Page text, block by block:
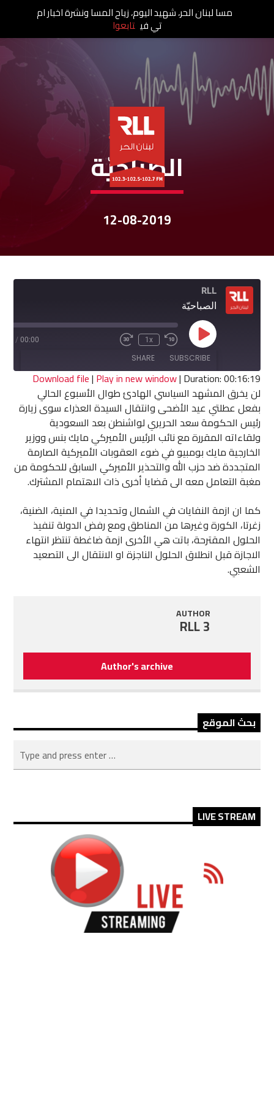
نشرات الأخبار
الصباحيّة
12-08-2019
RLL
الصباحيّة
Play
Episode
Rewind
10
Seconds
1x
Fast
seconds
00:00
/
SUBSCRIBE
SHARE
RSS FEED
SHARE
LINK
EMBED
Download file| Play in new window| Duration: 00:16:19
لن يخرق المشهد السياسي الهادئ طوال الأسبوع الحالي
بفعل عطلتي عيد الأضحى وانتقال السيدة العذراء سوى زيارة
رئيس الحكومة سعد الحريري لواشنطن بعد السعودية
ولقاءاته المقررة مع نائب الرئيس الأميركي مايك بنس ووزير
الخارجية مايك بومبيو في ضوء العقوبات الأميركية الصارمة
المتجددة ضد حزب الله والتحذير الأميركي السابق للحكومة من
مغبة التعامل معه الى قضايا أخرى ذات الاهتمام المشترك.
كما ان ازمة النفايات في الشمال وتحديدا في المنية، الضنية،
زغرتا، الكورة وغيرها من المناطق ومع رفض الدولة تنفيذ
الحلول المقترحة، باتت هي الأخرى ازمة ضاغطة تنتظر انتهاء
الاجازة قبل انطلاق الحلول الناجزة او الانتقال الى التصعيد
الشعبي.
AUTHOR
RLL 3
Author's archive
بحث الموقع
LIVE STREAM
مسا لبنان الحر، شهيد اليوم، زياح المسا ونشرة اخبار ام
تي في تابعوا